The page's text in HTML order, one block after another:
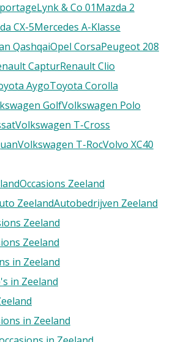
Lynk & Co 01Mazda 2
CX-5Mercedes A-Klasse
QashqaiOpel CorsaPeugeot 208
CapturRenault Clio
AygoToyota Corolla
GolfVolkswagen Polo
Volkswagen T-Cross
Volkswagen T-RocVolvo XC40
Occasions Zeeland
ZeelandAutobedrijven Zeeland
Zeeland
Zeeland
in Zeeland
in Zeeland
in Zeeland